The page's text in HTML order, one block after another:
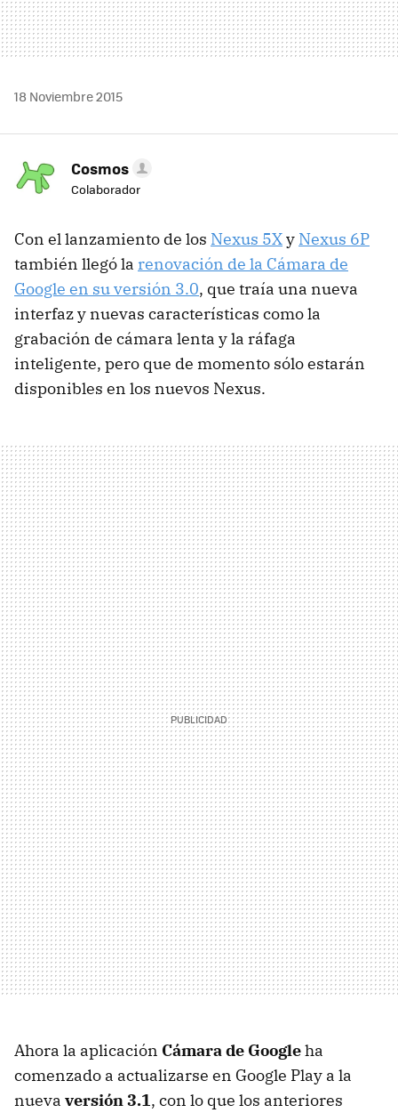
18 Noviembre 2015
Cosmos
Colaborador
Con el lanzamiento de los Nexus 5Xy Nexus 6P
también llegó la renovación de la Cámara de
Google en su versión 3.0, que traía una nueva
interfaz y nuevas características como la
grabación de cámara lenta y la ráfaga
inteligente, pero que de momento sólo estarán
disponibles en los nuevos Nexus.
Ahora la aplicación Cámara de Googleha
comenzado a actualizarse en Google Play a la
nueva versión 3.1, con lo que los anteriores